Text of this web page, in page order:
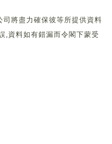
將盡力確保彼等所提供資料
,資料如有錯漏而令閣下蒙受